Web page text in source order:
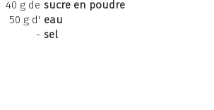
40 g de
50 g d'
-
sucre en poudre
eau
sel